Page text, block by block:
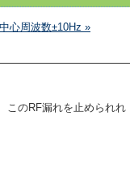
心周波数±10Hz »
このRF漏れを止められれ